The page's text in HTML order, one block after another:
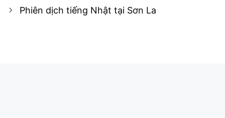
navigation
Phiên dịch tiếng Nhật tại Sơn La